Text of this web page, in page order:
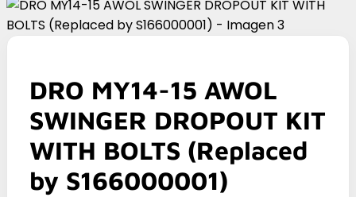
DRO MY14-15 AWOL
SWINGER DROPOUT KIT
WITH BOLTS (Replaced
by S166000001)